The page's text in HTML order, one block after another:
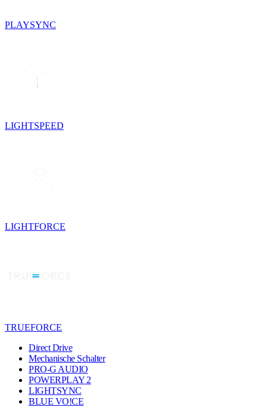
PLAYSYNC
LIGHTSPEED
LIGHTFORCE
TRUEFORCE
Direct Drive
Mechanische Schalter
PRO-G AUDIO
POWERPLAY 2
LIGHTSYNC
BLUE VO!CE